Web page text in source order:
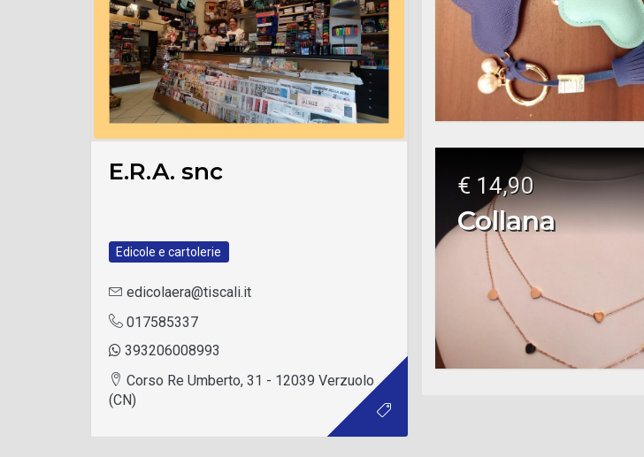
E.R.A. snc
Edicole e cartolerie
edicolaera@tiscali.it
017585337
393206008993
Corso Re Umberto, 31 - 12039 Verzuolo
(CN)
€ 14,90
Collana